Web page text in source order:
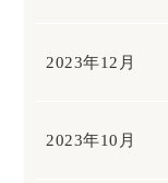
2023年12月
2023年10月